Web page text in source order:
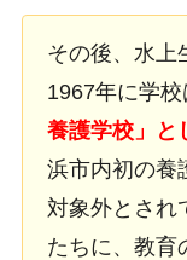
その後、水上
1967年に学校
養護学校」と
浜市内初の養
対象外とされ
たちに、教育